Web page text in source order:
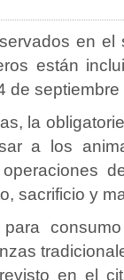
en el
están
de
la
a los
sacrificio y
en el